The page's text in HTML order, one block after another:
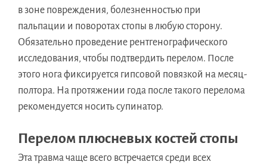
в зоне повреждения, болезненностью при
пальпации и поворотах стопы в любую сторону.
Обязательно проведение рентгенографического
исследования, чтобы подтвердить перелом. После
этого нога фиксируется гипсовой повязкой на месяц-
полтора. На протяжении года после такого перелома
рекомендуется носить супинатор.
Перелом плюсневых костей стопы
Эта травма чаще всего встречается среди всех